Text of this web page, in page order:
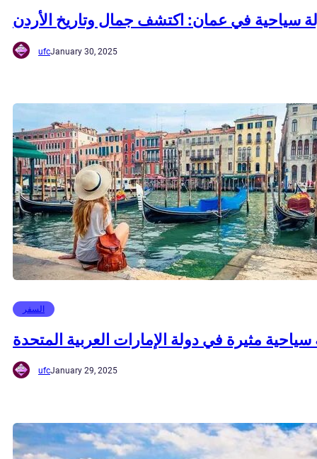
سياحية في عمان: اكتشف جمال وتاريخ الأردن
ufcJanuary 30, 2025
السفر
سياحية مثيرة في دولة الإمارات العربية المتحدة
ufcJanuary 29, 2025